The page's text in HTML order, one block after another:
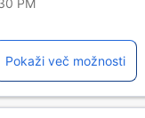
Pokaži več možnosti